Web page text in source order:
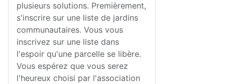
plusieurs solutions. Premièrement,
s'inscrire sur une liste de jardins
communautaires. Vous vous
inscrivez sur une liste dans
l'espoir qu'une parcelle se libère.
Vous espérez que vous serez
l'heureux choisi par l'association